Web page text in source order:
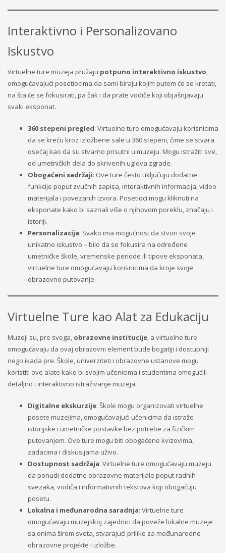
Interaktivno i Personalizovano
Iskustvo
Virtuelne ture muzeja pružaju potpuno interaktivno iskustvo,
omogućavajući posetiocima da sami biraju kojim putem će se kretati,
na šta će se fokusirati, pa čak i da prate vodiče koji objašnjavaju
svaki eksponat.
360 stepeni pregled: Virtuelne ture omogućavaju korisnicima
da se kreću kroz izložbene sale u 360 stepeni, čime se stvara
osećaj kao da su stvarno prisutni u muzeju. Mogu istražiti sve,
od umetničkih dela do skrivenih uglova zgrade.
Obogaćeni sadržaji: Ove ture često uključuju dodatne
funkcije poput zvučnih zapisa, interaktivnih informacija, video
materijala i povezanih izvora. Posetioci mogu kliknuti na
eksponate kako bi saznali više o njihovom poreklu, značaju i
istoriji.
Personalizacija: Svako ima mogućnost da stvori svoje
unikatno iskustvo – bilo da se fokusira na određene
umetničke škole, vremenske periode ili tipove eksponata,
virtuelne ture omogućavaju korisnicima da kroje svoje
obrazovno putovanje.
Virtuelne Ture kao Alat za Edukaciju
Muzeji su, pre svega, obrazovne institucije, a virtuelne ture
omogućavaju da ovaj obrazovni element bude bogatiji i dostupniji
nego ikada pre. Škole, univerziteti i obrazovne ustanove mogu
koristiti ove alate kako bi svojim učenicima i studentima omogućili
detaljno i interaktivno istraživanje muzeja.
Digitalne ekskurzije: Škole mogu organizovati virtuelne
posete muzejima, omogućavajući učenicima da istraže
istorijske i umetničke postavke bez potrebe za fizičkim
putovanjem. Ove ture mogu biti obogaćene kvizovima,
zadacima i diskusijama uživo.
Dostupnost sadržaja: Virtuelne ture omogućavaju muzeju
da ponudi dodatne obrazovne materijale poput radnih
svezaka, vodiča i informativnih tekstova koji obogaćuju
posetu.
Lokalna i međunarodna saradnja: Virtuelne ture
omogućavaju muzejskoj zajednici da poveže lokalne muzeje
sa onima širom sveta, stvarajući prilike za međunarodne
obrazovne projekte i izložbe.